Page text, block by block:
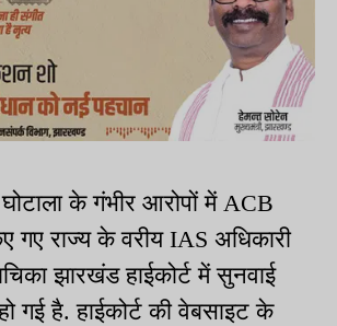
के गंभीर आरोपों में ACB
गए राज्य के वरीय IAS अधिकारी
झारखंड हाईकोर्ट में सुनवाई
गई है. हाईकोर्ट की वेबसाइट के